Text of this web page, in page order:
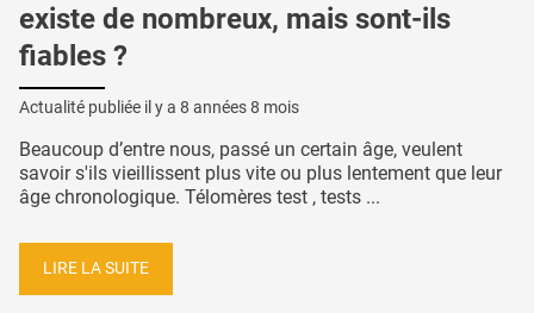
existe de nombreux, mais sont-ils
fiables ?
Actualité publiée il y a 8 années 8 mois
Beaucoup d’entre nous, passé un certain âge, veulent
savoir s'ils vieillissent plus vite ou plus lentement que leur
âge chronologique. Télomères test , tests ...
LIRE LA SUITE